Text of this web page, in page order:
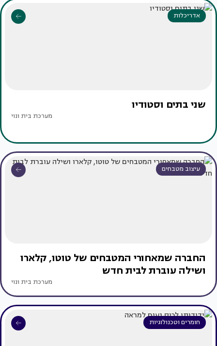
אדריכלות
שני בתים וסטודיו
מערכת בית ונוי
עיצוב מטבחים
החברה שמאחורי המטבחים של טוטו, קלארו
ושילה עוברת לבית חדש
מערכת בית ונוי
חומרים וטכנולוגיות